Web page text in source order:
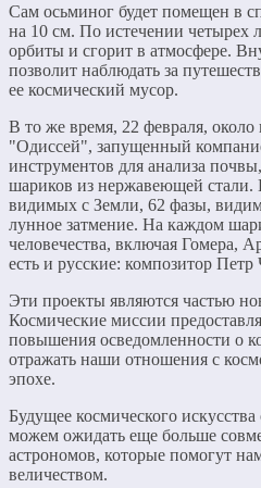
Сам осьминог будет помещен в
на 10 см. По истечении четырех
орбиты и сгорит в атмосфере.
позволит наблюдать за
ее космический мусор.
В то же время, 22 февраля,
"Одиссей", запущенный
инструментов для анализа
шариков из нержавеющей
видимых с Земли, 62 фазы,
лунное затмение. На каждом
человечества, включая Гомера,
есть и русские: композитор
Эти проекты являются частью
Космические миссии
повышения осведомленности о
отражать наши отношения с
эпохе.
Будущее космического
можем ожидать еще больше
астрономов, которые помогут
величеством.